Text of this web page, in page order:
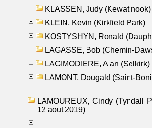
KLASSEN, Judy (Kewatinook)
KLEIN, Kevin (Kirkfield Park)
KOSTYSHYN, Ronald
LAGASSE, Bob (Chemin-
LAGIMODIERE, Alan (Selkirk)
LAMONT, Dougald (Saint-
LAMOUREUX, Cindy (Tyndall
12 aout 2019)